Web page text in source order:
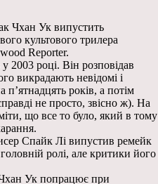
Чхан Ук випустить
культового трилера
Reporter.
2003 році. Він розповідав
викрадають невідомі і
п’ятнадцять років, а потім
не просто, звісно ж). На
що все то було, який в тому
Спайк Лі випустив ремейк
ролі, але критики його
Ук попрацює при